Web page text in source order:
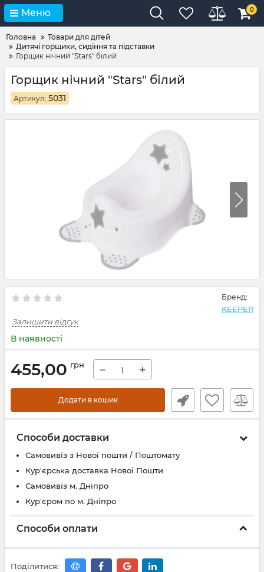
Меню 0
Головна
Товари для дітей
Дитячі горщики, сидіння та підставки
Горщик нічний "Stars" білий
Горщик нічний "Stars" білий
Артикул: 5031
Бренд:
KEEPER
Залишити відгук
В наявності
455,00 грн − +
Додати в кошик
Способи доставки
Самовивіз з Нової пошти / Поштомату
Кур'єрська доставка Нової Пошти
Самовивіз м. Дніпро
Кур'єром по м. Дніпро
Способи оплати
Поділитися: